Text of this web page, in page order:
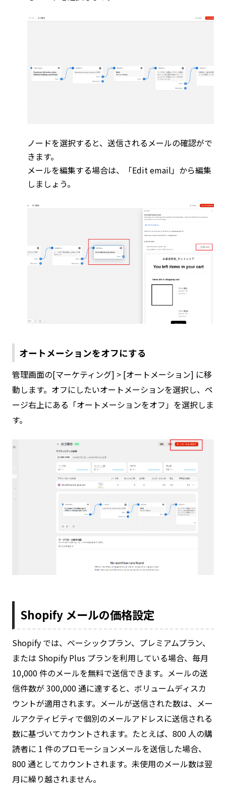
ノードを選択すると、送信されるメールの確認がで
きます。
メールを編集する場合は、「Edit email」から編集
しましょう。
オートメーションをオフにする
管理画面の[マーケティング] > [オートメーション] に移
動します。オフにしたいオートメーションを選択し、ペ
ージ右上にある「オートメーションをオフ」を選択しま
す。
Shopify メールの価格設定
Shopify では、ベーシックプラン、プレミアムプラン、
または Shopify Plus プランを利用している場合、毎月
10,000 件のメールを無料で送信できます。メールの送
信件数が 300,000 通に達すると、ボリュームディスカ
ウントが適用されます。メールが送信された数は、メー
ルアクティビティで個別のメールアドレスに送信される
数に基づいてカウントされます。たとえば、800 人の購
読者に 1 件のプロモーションメールを送信した場合、
800 通としてカウントされます。未使用のメール数は翌
月に繰り越されません。